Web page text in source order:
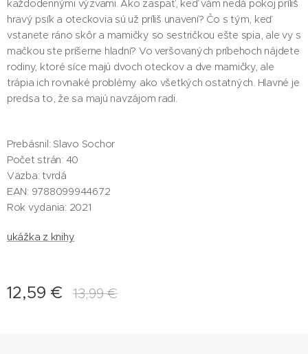
každodennými výzvami. Ako zaspať, keď vám nedá pokoj príliš
hravý psík a oteckovia sú už príliš unavení? Čo s tým, keď
vstanete ráno skôr a mamičky so sestričkou ešte spia, ale vy s
mačkou ste príšerne hladní? Vo veršovaných príbehoch nájdete
rodiny, ktoré síce majú dvoch oteckov a dve mamičky, ale
trápia ich rovnaké problémy ako všetkých ostatných. Hlavné je
predsa to, že sa majú navzájom radi.
Prebásnil: Slavo Sochor
Počet strán: 40
Väzba: tvrdá
EAN: 9788099944672
Rok vydania: 2021
ukážka z knihy
12,59 € 13,99€